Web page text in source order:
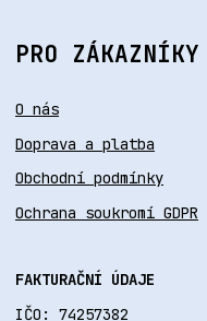
PRO ZÁKAZNÍKY
O nás
Doprava a platba
Obchodní podmínky
Ochrana soukromí GDPR
FAKTURAČNÍ ÚDAJE
IČO: 74257382